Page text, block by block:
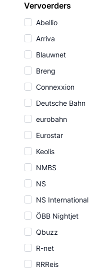
Vervoerders
Abellio
Arriva
Blauwnet
Breng
Connexxion
Deutsche Bahn
eurobahn
Eurostar
Keolis
NMBS
NS
NS International
ÖBB Nightjet
Qbuzz
R-net
RRReis